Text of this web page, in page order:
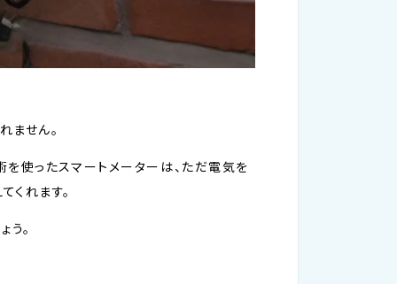
ません。
使ったスマートメーターは、ただ電気を
くれます。
う。